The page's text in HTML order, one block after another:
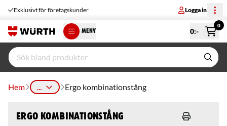
Exklusivt för företagskunder Logga in
MENY 0:-
0
Hem ... Ergo kombinationstång
Ergo kombinationstång